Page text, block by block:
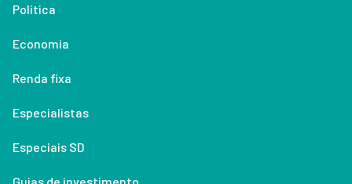
Política
Economia
Renda fixa
Especialistas
Especiais SD